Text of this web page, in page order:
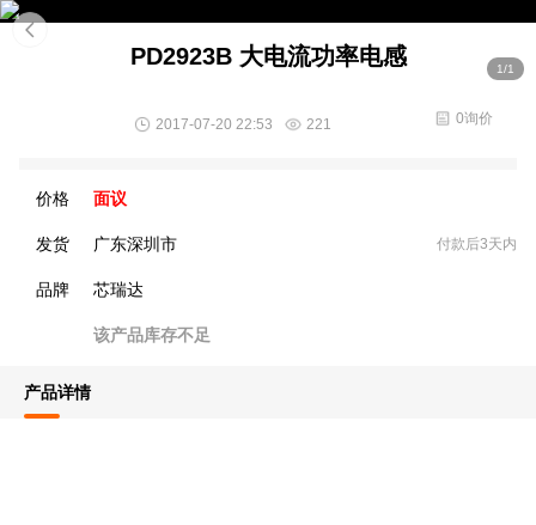
1/1
PD2923B 大电流功率电感
2017-07-20 22:53 221 0询价
价格 面议
发货 广东深圳市 付款后3天内
品牌 芯瑞达
该产品库存不足
产品详情